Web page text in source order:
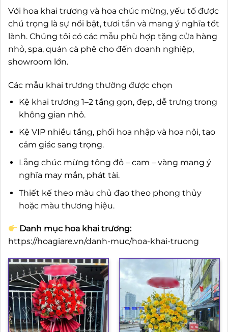
Với hoa khai trương và hoa chúc mừng, yếu tố được
chú trọng là sự nổi bật, tươi tắn và mang ý nghĩa tốt
lành. Chúng tôi có các mẫu phù hợp tặng cửa hàng
nhỏ, spa, quán cà phê cho đến doanh nghiệp,
showroom lớn.
Các mẫu khai trương thường được chọn
Kệ khai trương 1–2 tầng gọn, đẹp, dễ trưng trong
không gian nhỏ.
Kệ VIP nhiều tầng, phối hoa nhập và hoa nội, tạo
cảm giác sang trọng.
Lẵng chúc mừng tông đỏ – cam – vàng mang ý
nghĩa may mắn, phát tài.
Thiết kế theo màu chủ đạo theo phong thủy
hoặc màu thương hiệu.
Danh mục hoa khai trương:
https://hoagiare.vn/danh-muc/hoa-khai-truong